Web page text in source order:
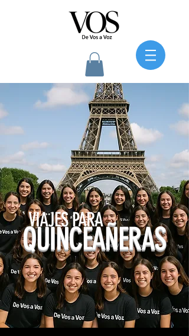
VIAJES PARA
QUINCEAÑERAS